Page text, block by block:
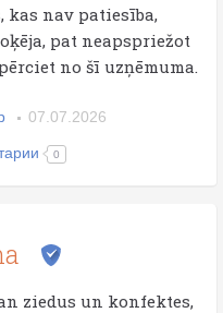
kas nav patiesība,
pat neapspriežot
no šī uzņēmuma.
07.07.2026
0
ziedus un konfektes,